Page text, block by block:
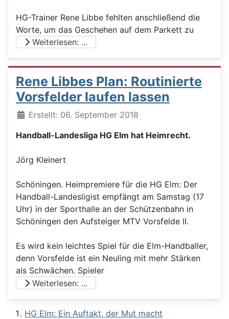
HG-Trainer Rene Libbe fehlten anschließend die
Worte, um das Geschehen auf dem Parkett zu
Weiterlesen: ...
Rene Libbes Plan: Routinierte
Vorsfelder laufen lassen
DetailsErstellt: 06. September 2018
Handball-Landesliga HG Elm hat Heimrecht.
Jörg Kleinert
Schöningen. Heimpremiere für die HG Elm: Der
Handball-Landesligist empfängt am Samstag (17
Uhr) in der Sporthalle an der Schützenbahn in
Schöningen den Aufsteiger MTV Vorsfelde II.
Es wird kein leichtes Spiel für die Elm-Handballer,
denn Vorsfelde ist ein Neuling mit mehr Stärken
als Schwächen. Spieler
Weiterlesen: ...
HG Elm: Ein Auftakt, der Mut macht